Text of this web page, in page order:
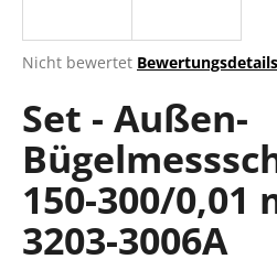
Die
Produktbewertung
ist
0,0
von
5
Sternen.
Nicht bewertet Bewertungsdetails
Set - Außen-
150-300/0,01
3203-3006A
W
i
r
e